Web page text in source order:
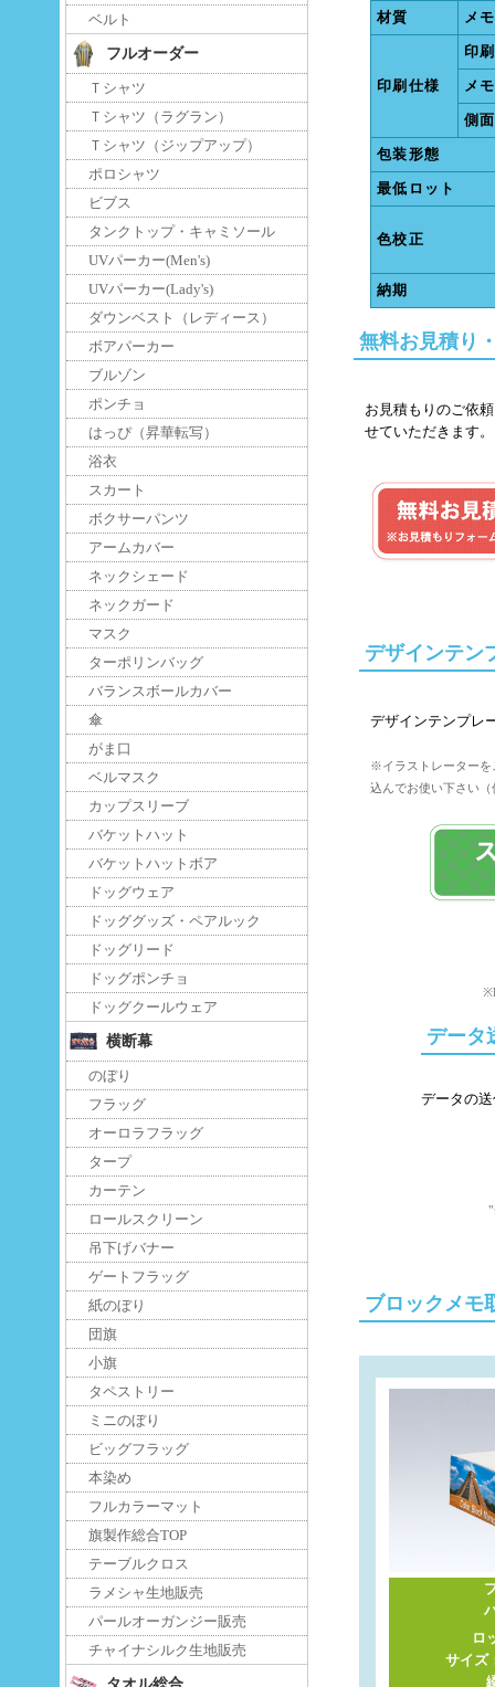
ベルト
フルオーダー
Ｔシャツ
Ｔシャツ（ラグラン）
Ｔシャツ（ジップアップ）
ポロシャツ
ビブス
タンクトップ・キャミソール
UVパーカー(Men's)
UVパーカー(Lady's)
ダウンベスト（レディース）
ボアパーカー
ブルゾン
ポンチョ
はっぴ（昇華転写）
浴衣
スカート
ボクサーパンツ
アームカバー
ネックシェード
ネックガード
マスク
ターポリンバッグ
バランスボールカバー
傘
がま口
ベルマスク
カップスリーブ
バケットハット
バケットハットボア
ドッグウェア
ドッググッズ・ペアルック
ドッグリード
ドッグポンチョ
ドッグクールウェア
横断幕
のぼり
フラッグ
オーロラフラッグ
タープ
カーテン
ロールスクリーン
吊下げバナー
ゲートフラッグ
紙のぼり
団旗
小旗
タペストリー
ミニのぼり
ビッグフラッグ
本染め
フルカラーマット
旗製作総合TOP
テーブルクロス
ラメシャ生地販売
パールオーガンジー販売
チャイナシルク生地販売
材質 メ
印刷仕様
印
メ
側面
包装形態
最低ロット
色校正
納期
無料お見積り
お見積もりのご依
せていただきます。
デザインテン
デザインテンプレ
※イラストレーターを
込んでお使い下さい
データ
データの
ブロックメモ
ロ
サイズ